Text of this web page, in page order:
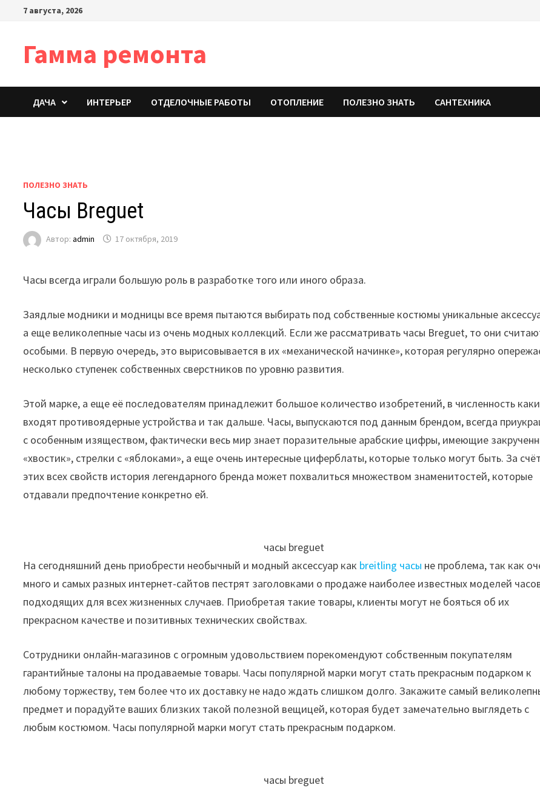
Перейти7 августа, 2026
Гамма ремонта
ДАЧА ИНТЕРЬЕР ОТДЕЛОЧНЫЕ РАБОТЫ ОТОПЛЕНИЕ ПОЛЕЗНО ЗНАТЬ САНТЕХНИКА
ПОЛЕЗНО ЗНАТЬ
Часы Breguet
Автор:admin 17 октября, 2019
Часы всегда играли большую роль в разработке того или иного образа.
Заядлые модники и модницы все время пытаются выбирать под собственные костюмы уникальные
а еще великолепные часы из очень модных коллекций. Если же рассматривать часы Breguet, то они
особыми. В первую очередь, это вырисовывается в их «механической начинке», которая регулярно
несколько ступенек собственных сверстников по уровню развития.
Этой марке, а еще её последователям принадлежит большое количество изобретений, в численность
входят противоядерные устройства и так дальше. Часы, выпускаются под данным брендом, всегда
с особенным изяществом, фактически весь мир знает поразительные арабские цифры, имеющие
«хвостик», стрелки с «яблоками», а еще очень интересные циферблаты, которые только могут быть. За счёт
этих всех свойств история легендарного бренда может похвалиться множеством знаменитостей, которые
отдавали предпочтение конкретно ей.
часы breguet
На сегодняшний день приобрести необычный и модный аксессуар как breitling часы не проблема, так как
много и самых разных интернет-сайтов пестрят заголовками о продаже наиболее известных моделей
подходящих для всех жизненных случаев. Приобретая такие товары, клиенты могут не бояться об их
прекрасном качестве и позитивных технических свойствах.
Сотрудники онлайн-магазинов с огромным удовольствием порекомендуют собственным покупателям
гарантийные талоны на продаваемые товары. Часы популярной марки могут стать прекрасным подарком к
любому торжеству, тем более что их доставку не надо ждать слишком долго. Закажите самый
предмет и порадуйте ваших близких такой полезной вещицей, которая будет замечательно выглядеть с
любым костюмом. Часы популярной марки могут стать прекрасным подарком.
часы breguet